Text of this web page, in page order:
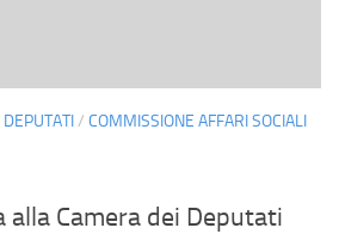
/ COMMISSIONE AFFARI SOCIALI
alla Camera dei Deputati